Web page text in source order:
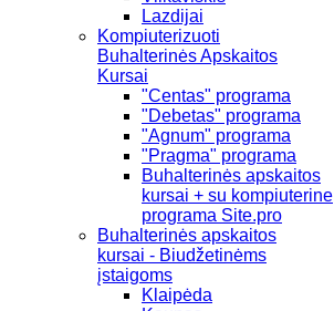
Lazdijai
Kompiuterizuoti
Buhalterinės Apskaitos
Kursai
"Centas" programa
"Debetas" programa
"Agnum" programa
"Pragma" programa
Buhalterinės apskaitos
kursai + su kompiuterine
programa Site.pro
Buhalterinės apskaitos
kursai - Biudžetinėms
įstaigoms
Klaipėda